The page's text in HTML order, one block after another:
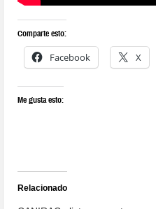
Comparte esto:
Facebook X
Me gusta esto:
Relacionado